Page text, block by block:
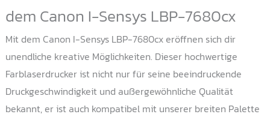
dem Canon I-Sensys LBP-7680cx
Mit dem Canon I-Sensys LBP-7680cx eröffnen sich dir
unendliche kreative Möglichkeiten. Dieser hochwertige
Farblaserdrucker ist nicht nur für seine beeindruckende
Druckgeschwindigkeit und außergewöhnliche Qualität
bekannt, er ist auch kompatibel mit unserer breiten Palette